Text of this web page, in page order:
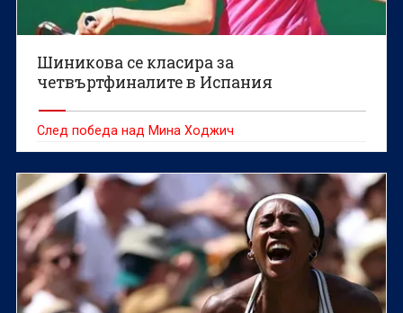
Шиникова се класира за
четвъртфиналите в Испания
След победа над Мина Ходжич